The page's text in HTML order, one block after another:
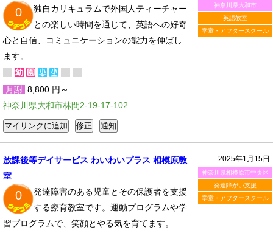
神奈川県大和市
英語教室
学童・アフタースクール
0
独自カリキュラムで外国人ティーチャー
との楽しい時間を通じて、英語への好奇
心と自信、コミュニケーションの能力を伸ばし
ます。
月謝 8,800 円～
神奈川県大和市林間2-19-17-102
2025年1月15日
神奈川県相模原市中央区
発達障がい支援
学童・アフタースクール
放課後等デイサービス わいわいプラス 相模原教
室
0
発達障害のある児童とその保護者を支援
する療育教室です。運動プログラムや学
習プログラムで、笑顔とやる気を育てます。